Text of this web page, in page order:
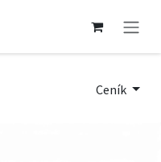
Ceník